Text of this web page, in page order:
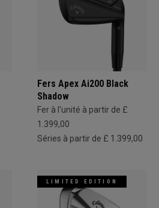
Fers Apex Ai200 Black
Shadow
Fer à l'unité à partir de £
1.399,00
Séries à partir de £ 1.399,00
LIMITED EDITION